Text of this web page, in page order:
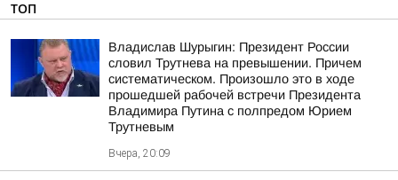
ТОП
Владислав Шурыгин: Президент России
словил Трутнева на превышении. Причем
систематическом. Произошло это в ходе
прошедшей рабочей встречи Президента
Владимира Путина с полпредом Юрием
Трутневым
Вчера, 20:09